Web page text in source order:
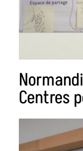
Centres